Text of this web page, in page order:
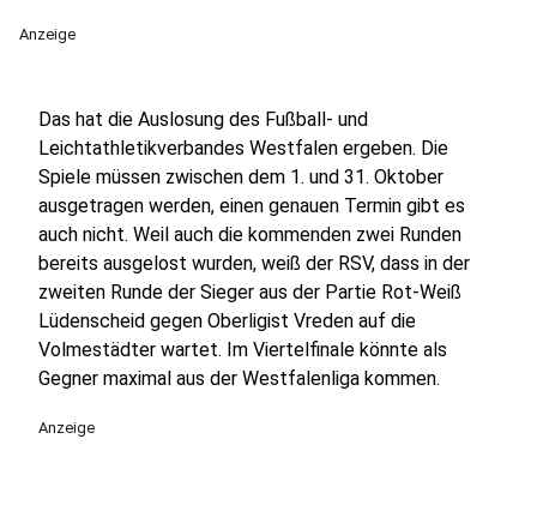
Anzeige
Das hat die Auslosung des Fußball- und
Leichtathletikverbandes Westfalen ergeben. Die
Spiele müssen zwischen dem 1. und 31. Oktober
ausgetragen werden, einen genauen Termin gibt es
auch nicht. Weil auch die kommenden zwei Runden
bereits ausgelost wurden, weiß der RSV, dass in der
zweiten Runde der Sieger aus der Partie Rot-Weiß
Lüdenscheid gegen Oberligist Vreden auf die
Volmestädter wartet. Im Viertelfinale könnte als
Gegner maximal aus der Westfalenliga kommen.
Anzeige